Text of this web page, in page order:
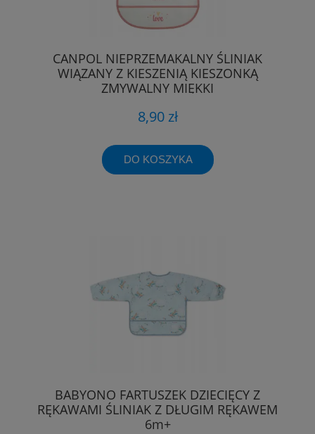
CANPOL NIEPRZEMAKALNY ŚLINIAK
WIĄZANY Z KIESZENIĄ KIESZONKĄ
ZMYWALNY MIĘKKI
8,90 zł
DO KOSZYKA
BABYONO FARTUSZEK DZIECIĘCY Z
RĘKAWAMI ŚLINIAK Z DŁUGIM RĘKAWEM
6m+